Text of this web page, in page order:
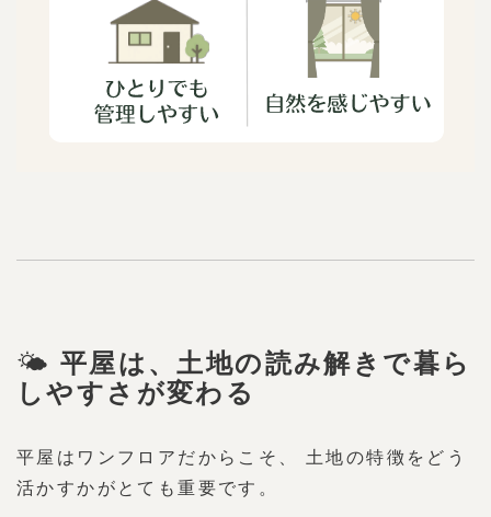
🌤 平屋は、土地の読み解きで暮ら
しやすさが変わる
平屋はワンフロアだからこそ、 土地の特徴をどう
活かすかがとても重要です。